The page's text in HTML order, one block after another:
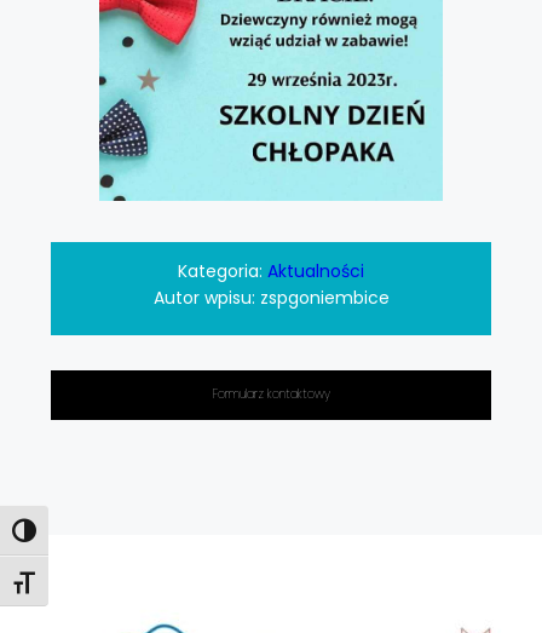
Toggle High Contrast
Toggle Font size
Kategoria: Aktualności
Autor wpisu: zspgoniembice
Formularz kontaktowy